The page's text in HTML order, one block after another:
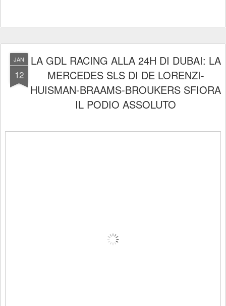
JAN
12
LA GDL RACING ALLA 24H DI DUBAI: LA
MERCEDES SLS DI DE LORENZI-
HUISMAN-BRAAMS-BROUKERS SFIORA
IL PODIO ASSOLUTO